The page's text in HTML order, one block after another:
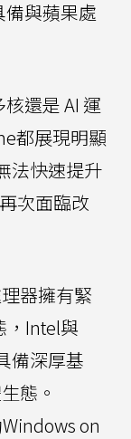
與蘋果處
還是 AI 運
都展現明顯
法快速提升
次面臨改
器擁有緊
，Intel與
備深厚基
態。
on